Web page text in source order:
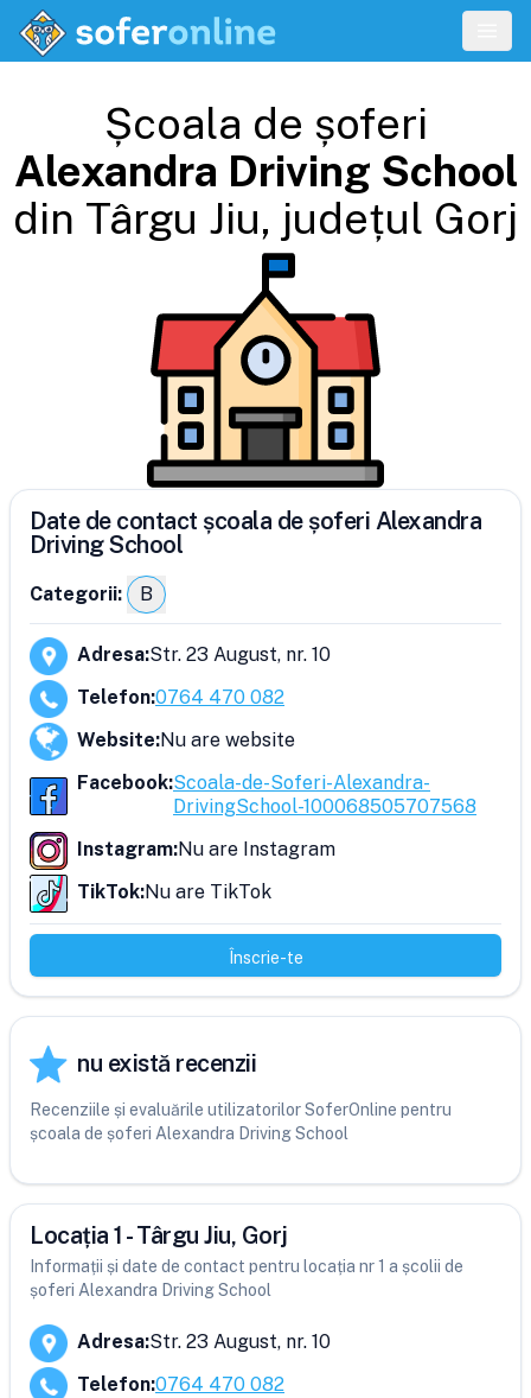
Școala de șoferi
Alexandra Driving School
din Târgu Jiu, județul Gorj
Date de contact școala de șoferi Alexandra
Driving School
Categorii: B
Adresa:Str. 23 August, nr. 10
Telefon:0764 470 082
Website:Nu are website
Facebook:Scoala-de-Soferi-Alexandra-
DrivingSchool-100068505707568
Instagram:Nu are Instagram
TikTok:Nu are TikTok
Înscrie-te
nu există recenzii
Recenziile și evaluările utilizatorilor SoferOnline pentru
școala de șoferi Alexandra Driving School
Locația 1 - Târgu Jiu, Gorj
Informații și date de contact pentru locația nr 1 a școlii de
șoferi Alexandra Driving School
Adresa:Str. 23 August, nr. 10
Telefon:0764 470 082